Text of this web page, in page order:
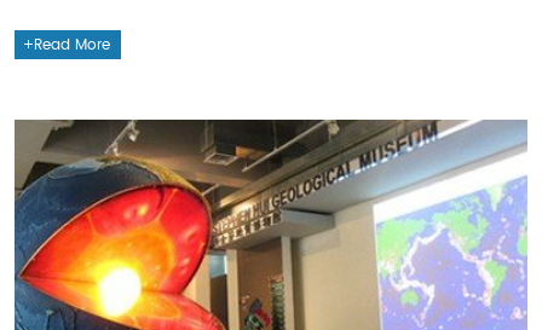
Read More